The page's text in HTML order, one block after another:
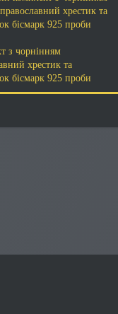
хрестик та
бісмарк 925 проби
з чорнінням
хрестик та
бісмарк 925 проби